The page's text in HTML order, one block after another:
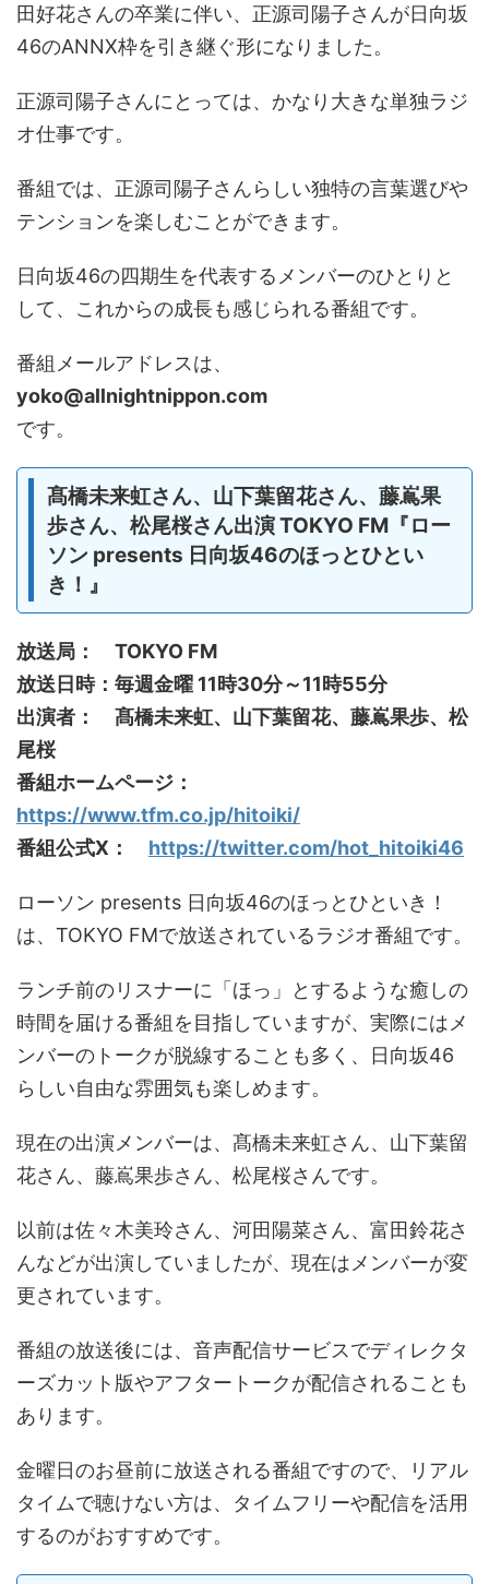
田好花さんの卒業に伴い、正源司陽子さんが日向坂
46のANNX枠を引き継ぐ形になりました。
正源司陽子さんにとっては、かなり大きな単独ラジ
オ仕事です。
番組では、正源司陽子さんらしい独特の言葉選びや
テンションを楽しむことができます。
日向坂46の四期生を代表するメンバーのひとりと
して、これからの成長も感じられる番組です。
番組メールアドレスは、
yoko@allnightnippon.com
です。
髙橋未来虹さん、山下葉留花さん、藤嶌果
歩さん、松尾桜さん出演 TOKYO FM『ロー
ソン presents 日向坂46のほっとひとい
き！』
放送局： TOKYO FM
放送日時：毎週金曜 11時30分～11時55分
出演者： 髙橋未来虹、山下葉留花、藤嶌果歩、松
尾桜
番組ホームページ：
https://www.tfm.co.jp/hitoiki/
番組公式X： https://twitter.com/hot_hitoiki46
ローソン presents 日向坂46のほっとひといき！
は、TOKYO FMで放送されているラジオ番組です。
ランチ前のリスナーに「ほっ」とするような癒しの
時間を届ける番組を目指していますが、実際にはメ
ンバーのトークが脱線することも多く、日向坂46
らしい自由な雰囲気も楽しめます。
現在の出演メンバーは、髙橋未来虹さん、山下葉留
花さん、藤嶌果歩さん、松尾桜さんです。
以前は佐々木美玲さん、河田陽菜さん、富田鈴花さ
んなどが出演していましたが、現在はメンバーが変
更されています。
番組の放送後には、音声配信サービスでディレクタ
ーズカット版やアフタートークが配信されることも
あります。
金曜日のお昼前に放送される番組ですので、リアル
タイムで聴けない方は、タイムフリーや配信を活用
するのがおすすめです。